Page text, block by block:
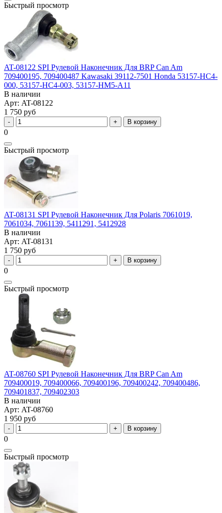
Быстрый просмотр
AT-08122 SPI Рулевой Наконечник Для BRP Can Am
709400195, 709400487 Kawasaki 39112-7501 Honda 53157-HC4-
000, 53157-HC4-003, 53157-HM5-A11
В наличии
Арт: AT-08122
1 750 руб
В корзину
0
Быстрый просмотр
AT-08131 SPI Рулевой Наконечник Для Polaris 7061019,
7061034, 7061139, 5411291, 5412928
В наличии
Арт: AT-08131
1 750 руб
В корзину
0
Быстрый просмотр
AT-08760 SPI Рулевой Наконечник Для BRP Can Am
709400019, 709400066, 709400196, 709400242, 709400486,
709401837, 709402303
В наличии
Арт: AT-08760
1 950 руб
В корзину
0
Быстрый просмотр